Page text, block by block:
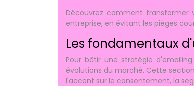
Découvrez comment transformer
entreprise, en évitant les pièges
Les fondamentaux
Pour bâtir une stratégie
évolutions du marché. Cette
l'accent sur le consentement, la